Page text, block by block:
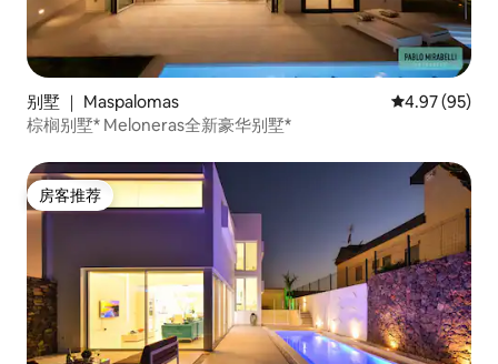
别墅 ｜ Maspalomas 平均评分
4.97 (95)
棕榈别墅* Meloneras全新豪华别墅*
房客推荐
房客推荐